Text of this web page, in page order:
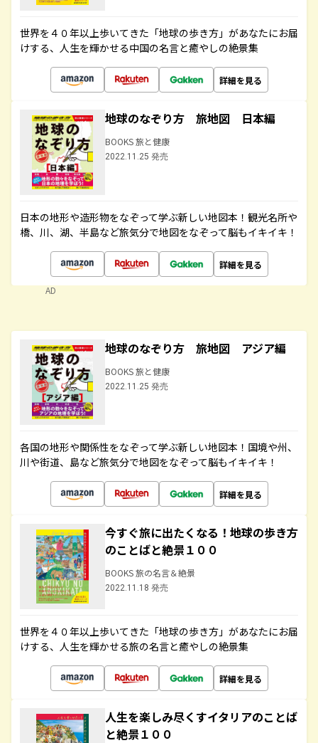
世界を４０年以上歩いてきた「地球の歩き方」があなたにお届
けする、人生を輝かせる中国の名言と癒やしの絶景集
詳細を見る
地球のなぞり方 旅地図 日本編
BOOKS 旅と健康
2022.11.25 発売
日本の地形や造形物をなぞって学ぶ新しい地図本！観光名所や
橋、川、湖、半島など旅気分で地図をなぞって脳もイキイキ！
詳細を見る
AD
地球のなぞり方 旅地図 アジア編
BOOKS 旅と健康
2022.11.25 発売
各国の地形や関係性をなぞって学ぶ新しい地図本！国境や州、
川や街道、島など旅気分で地図をなぞって脳もイキイキ！
詳細を見る
今すぐ旅に出たくなる！地球の歩き方
のことばと絶景１００
BOOKS 旅の名言＆絶景
2022.11.18 発売
世界を４０年以上歩いてきた「地球の歩き方」があなたにお届
けする、人生を輝かせる旅の名言と癒やしの絶景集
詳細を見る
人生を楽しみ尽くすイタリアのことば
と絶景１００